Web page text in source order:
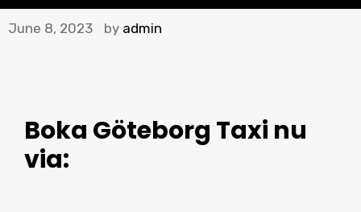
June 8, 2023 by admin
Boka Göteborg Taxi nu
via: